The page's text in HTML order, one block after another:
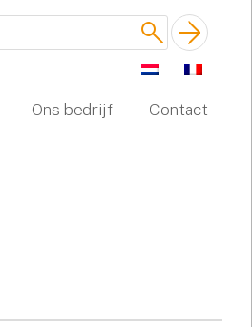
Ons bedrijf Contact